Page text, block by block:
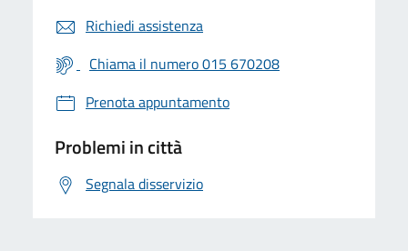
Richiedi assistenza
Chiama il numero 015 670208
Prenota appuntamento
Problemi in città
Segnala disservizio